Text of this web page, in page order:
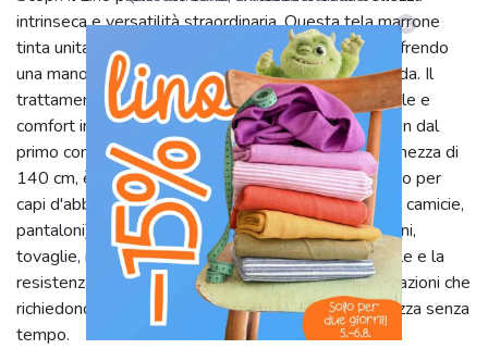
intrinseca e versatilità straordinaria. Questa tela marrone
tinta unita è un blend di 87% lino e 13% cotone, offrendo
una mano incredibilmente morbida e una caduta fluida. Il
trattamento prelavato assicura stabilità dimensionale e
comfort immediato, rendendolo piacevole al tatto fin dal
primo contatto. Con un peso di 220 g/m² e una larghezza di
140 cm, è ideale per sartoria e arredo casa. Perfetto per
capi d'abbigliamento confortevoli e traspiranti (abiti, camicie,
pantaloni) e per complementi d'arredo (tende, cuscini,
tovaglie, rivestimenti leggeri). Il suo aspetto naturale e la
resistenza lo rendono una scelta eccellente per creazioni che
richiedono eleganza duratura e un tocco di raffinatezza senza
tempo.